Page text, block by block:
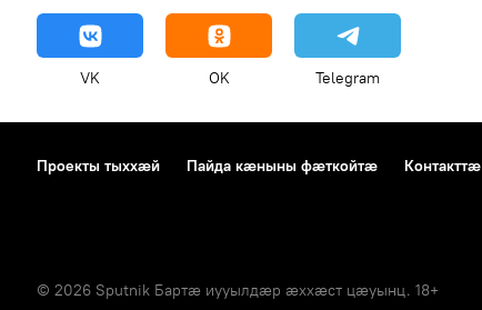
VK OK Telegram
Проекты тыххӕй Пайда кӕныны фӕткойтӕ Контакттӕ
© 2026 Sputnik Бартӕ иууылдӕр ӕххӕст цӕуынц. 18+